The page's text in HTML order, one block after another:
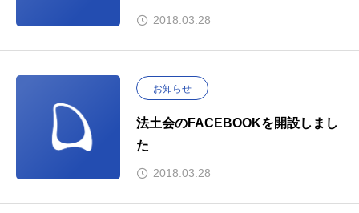
2018.03.28
お知らせ
法土会のFACEBOOKを開設しまし
た
2018.03.28